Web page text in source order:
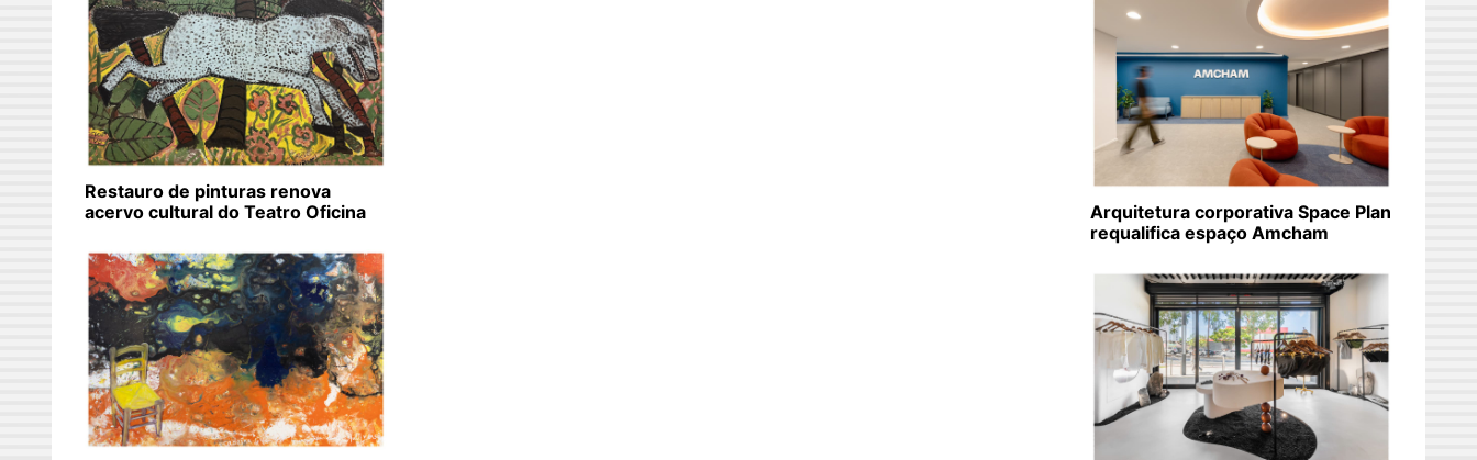
Restauro de pinturas renova
acervo cultural do Teatro Oficina
Arquitetura corporativa Space Plan
requalifica espaço Amcham